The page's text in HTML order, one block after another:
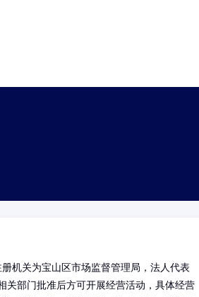
机关为宝山区市场监督管理局，法人代表
关部门批准后方可开展经营活动，具体经营